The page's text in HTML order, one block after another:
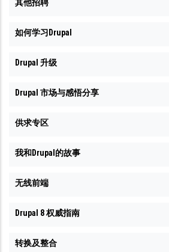
其他招聘
如何学习Drupal
Drupal 升级
Drupal 市场与感悟分享
供求专区
我和Drupal的故事
无线前端
Drupal 8 权威指南
转换及整合